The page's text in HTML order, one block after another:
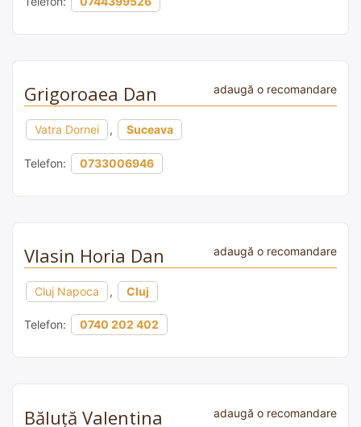
Grigoroaea Dan adaugă o recomandare
Vatra Dornei , Suceava
Telefon: 0733006946
Vlasin Horia Dan adaugă o recomandare
Cluj Napoca , Cluj
Telefon: 0740 202 402
Băluță Valentina adaugă o recomandare